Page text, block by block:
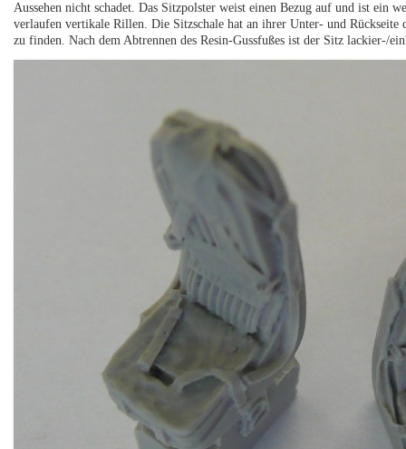
Aussehen nicht schadet. Das Sitzpolster weist einen Bezug auf und ist ein
verlaufen vertikale Rillen. Die Sitzschale hat an ihrer Unter- und
zu finden. Nach dem Abtrennen des Resin-Gussfußes ist der Sitz lackier-/